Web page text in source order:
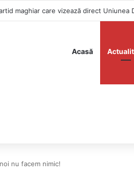
maghiar care vizează direct Uniunea
Acasă
nu facem nimic!